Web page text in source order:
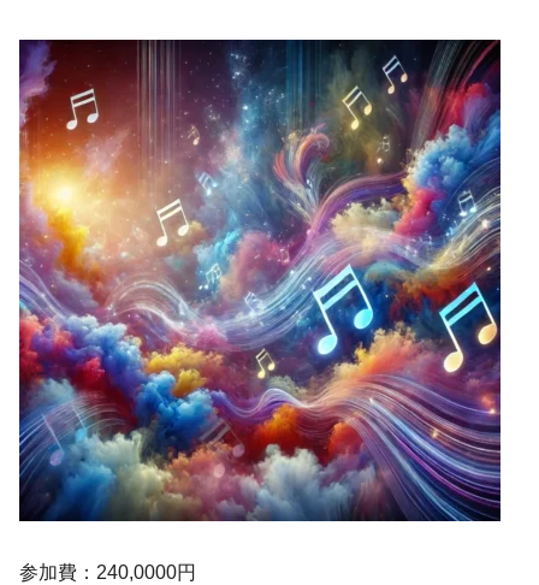
参加費：240,0000円